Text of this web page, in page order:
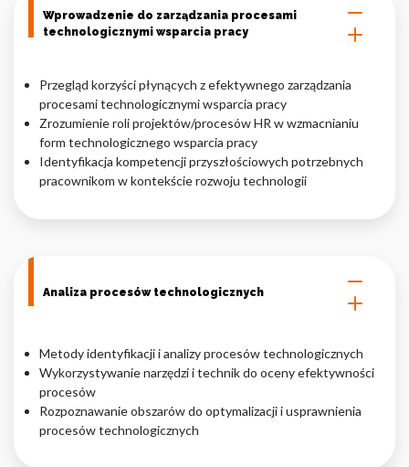
Wprowadzenie do zarządzania procesami
technologicznymi wsparcia pracy
Przegląd korzyści płynących z efektywnego zarządzania
procesami technologicznymi wsparcia pracy
Zrozumienie roli projektów/procesów HR w wzmacnianiu
form technologicznego wsparcia pracy
Identyfikacja kompetencji przyszłościowych potrzebnych
pracownikom w kontekście rozwoju technologii
Analiza procesów technologicznych
Metody identyfikacji i analizy procesów technologicznych
Wykorzystywanie narzędzi i technik do oceny efektywności
procesów
Rozpoznawanie obszarów do optymalizacji i usprawnienia
procesów technologicznych
Nieklasyfikowane pliki cookie, to pliki, które są w procesie
klasyfikowania, wraz z dostawcami poszczególnych ciasteczek.
Odrzuć
Zapisz moje preferencje
Akceptuj wszystko